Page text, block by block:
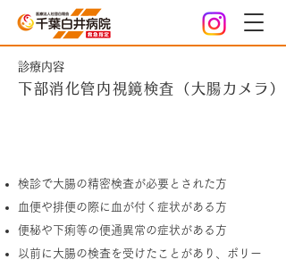
診療内容
下部消化管内視鏡検査（大腸カメラ）
検診で大腸の精密検査が必要とされた方
血便や排便の際に血が付く症状がある方
便秘や下痢等の便通異常の症状がある方
以前に大腸の検査を受けたことがあり、ポリー